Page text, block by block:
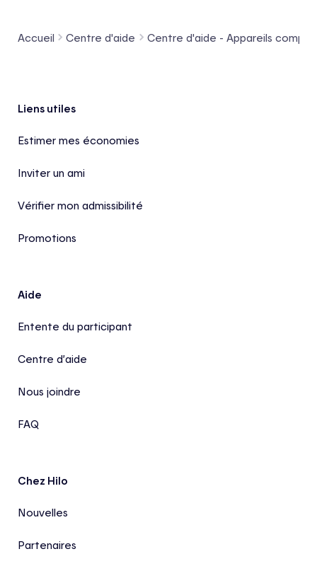
Accueil Centre d'aide Centre d'aide - Appareils
Pied de page
Liens utiles
Estimer mes économies
Inviter un ami
Vérifier mon admissibilité
Promotions
Aide
Entente du participant
Centre d’aide
Nous joindre
FAQ
Chez Hilo
Nouvelles
Partenaires